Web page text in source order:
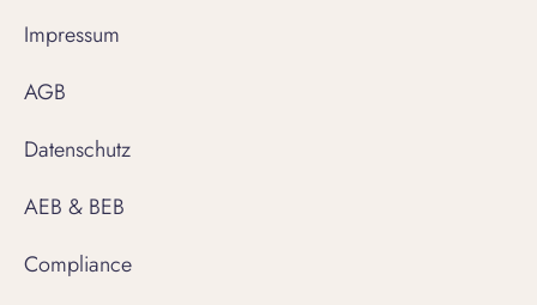
Impressum
AGB
Datenschutz
AEB & BEB
Compliance